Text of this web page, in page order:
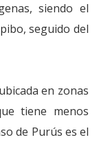
siendo el
seguido del
en zonas
tiene menos
de Purús es el